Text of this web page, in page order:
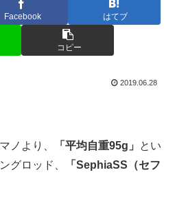
Facebook はてブ
コピー
2019.06.28
ノより、 「平均自重95g」
とい
グロッド、
「SephiaSS（セフ